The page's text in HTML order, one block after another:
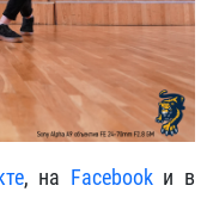
, на Facebookи в